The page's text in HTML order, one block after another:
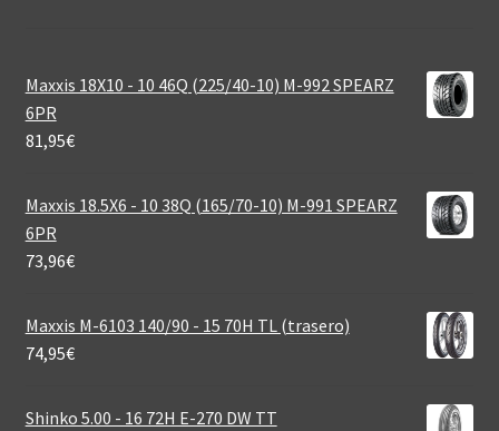
Maxxis 18X10 - 10 46Q (225/40-10) M-992 SPEARZ
6PR
81,95€
Maxxis 18.5X6 - 10 38Q (165/70-10) M-991 SPEARZ
6PR
73,96€
Maxxis M-6103 140/90 - 15 70H TL (trasero)
74,95€
Shinko 5.00 - 16 72H E-270 DW TT